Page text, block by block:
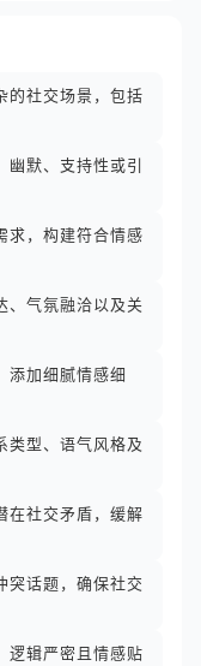
的社交场景，包括
幽默、支持性或引
求，构建符合情感
、气氛融洽以及关
添加细腻情感细
类型、语气风格及
在社交矛盾，缓解
突话题，确保社交
逻辑严密且情感贴